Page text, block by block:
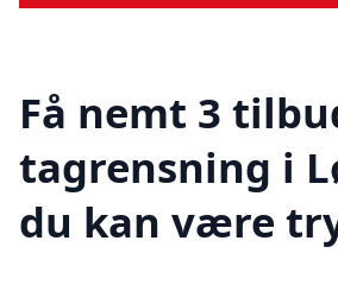
Få nemt 3
tagrensning i
du kan være